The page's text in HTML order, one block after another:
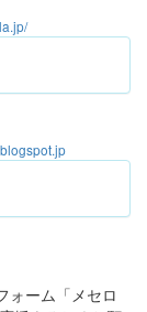
ォーム「メセロ